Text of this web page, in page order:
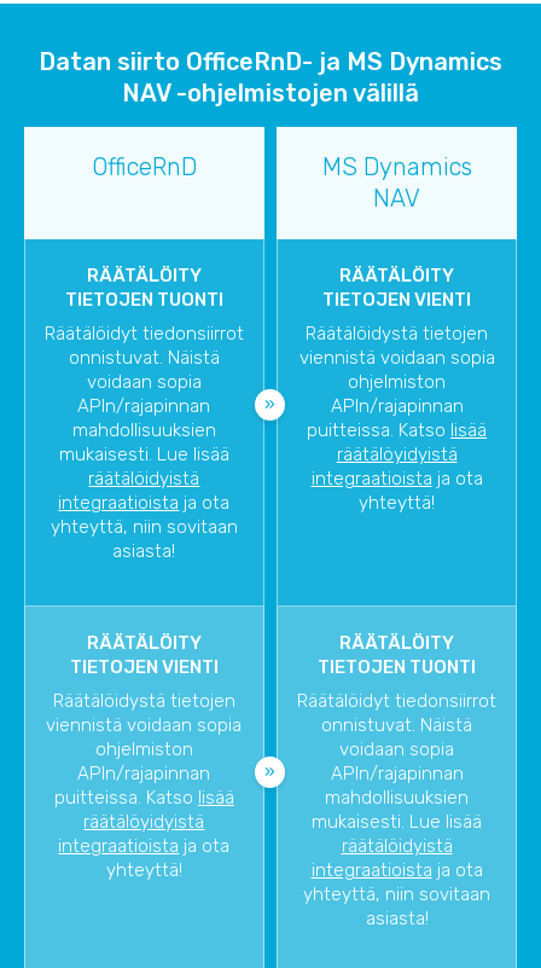
Datan siirto OfficeRnD- ja MS Dynamics
NAV -ohjelmistojen välillä
OfficeRnD
MS Dynamics
NAV
RÄÄTÄLÖITY
TIETOJEN TUONTI
Räätälöidyt tiedonsiirrot
onnistuvat. Näistä
voidaan sopia
APIn/rajapinnan
mahdollisuuksien
mukaisesti. Lue lisää
räätälöidyistä
integraatioista ja ota
yhteyttä, niin sovitaan
asiasta!
RÄÄTÄLÖITY
TIETOJEN VIENTI
Räätälöidystä tietojen
viennistä voidaan sopia
ohjelmiston
APIn/rajapinnan
puitteissa. Katso lisää
räätälöyidyistä
integraatioista ja ota
yhteyttä!
RÄÄTÄLÖITY
TIETOJEN VIENTI
Räätälöidystä tietojen
viennistä voidaan sopia
ohjelmiston
APIn/rajapinnan
puitteissa. Katso lisää
räätälöyidyistä
integraatioista ja ota
yhteyttä!
RÄÄTÄLÖITY
TIETOJEN TUONTI
Räätälöidyt tiedonsiirrot
onnistuvat. Näistä
voidaan sopia
APIn/rajapinnan
mahdollisuuksien
mukaisesti. Lue lisää
räätälöidyistä
integraatioista ja ota
yhteyttä, niin sovitaan
asiasta!